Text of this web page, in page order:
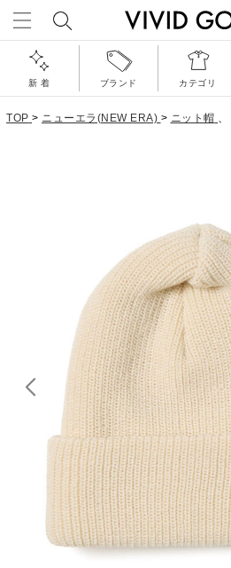
新 着 ブランド カテゴリ
TOP > ニューエラ(NEW ERA) > ニット帽 、